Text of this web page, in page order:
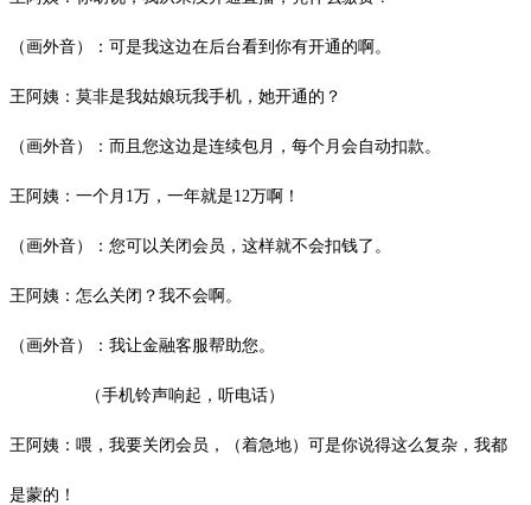
（画外音）：可是我这边在后台看到你有开通的啊。
王阿姨：莫非是我姑娘玩我手机，她开通的？
（画外音）：而且您这边是连续包月，每个月会自动扣款。
王阿姨：一个月1万，一年就是12万啊！
（画外音）：您可以关闭会员，这样就不会扣钱了。
王阿姨：怎么关闭？我不会啊。
（画外音）：我让金融客服帮助您。
（手机铃声响起，听电话）
王阿姨：喂，我要关闭会员，（着急地）可是你说得这么复杂，我都
是蒙的！